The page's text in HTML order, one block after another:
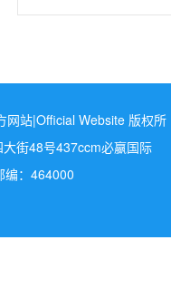
网站|Official Website 版权所
街48号437ccm必嬴国际
：464000